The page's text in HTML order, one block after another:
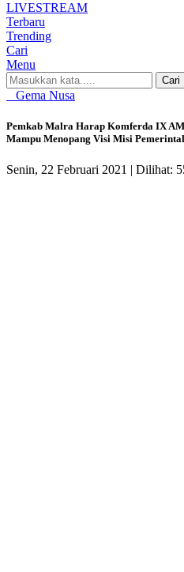
LIVESTREAM
Terbaru
Trending
Cari
Menu
Cari
Gema Nusa
Pemkab Malra Harap Komferda IX
Mampu Menopang Visi Misi
Senin, 22 Februari 2021 | Dilihat: